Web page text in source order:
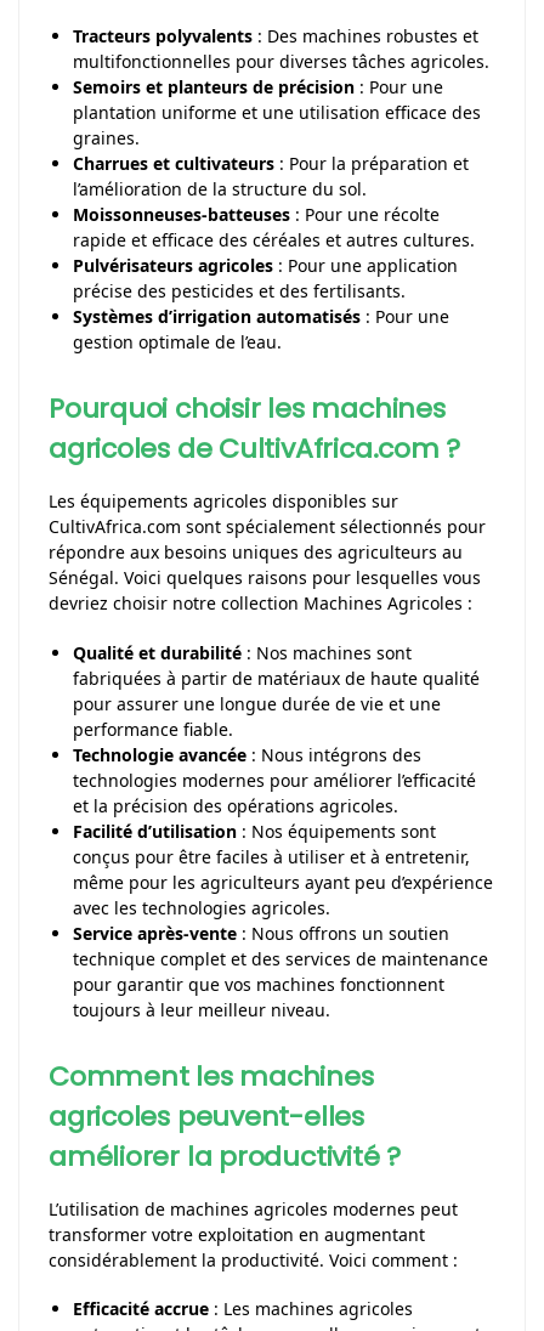
Tracteurs polyvalents : Des machines robustes et
multifonctionnelles pour diverses tâches agricoles.
Semoirs et planteurs de précision : Pour une
plantation uniforme et une utilisation efficace des
graines.
Charrues et cultivateurs : Pour la préparation et
l’amélioration de la structure du sol.
Moissonneuses-batteuses : Pour une récolte
rapide et efficace des céréales et autres cultures.
Pulvérisateurs agricoles : Pour une application
précise des pesticides et des fertilisants.
Systèmes d’irrigation automatisés : Pour une
gestion optimale de l’eau.
Pourquoi choisir les machines
agricoles de CultivAfrica.com ?
Les équipements agricoles disponibles sur
CultivAfrica.com sont spécialement sélectionnés pour
répondre aux besoins uniques des agriculteurs au
Sénégal. Voici quelques raisons pour lesquelles vous
devriez choisir notre collection Machines Agricoles :
Qualité et durabilité : Nos machines sont
fabriquées à partir de matériaux de haute qualité
pour assurer une longue durée de vie et une
performance fiable.
Technologie avancée : Nous intégrons des
technologies modernes pour améliorer l’efficacité
et la précision des opérations agricoles.
Facilité d’utilisation : Nos équipements sont
conçus pour être faciles à utiliser et à entretenir,
même pour les agriculteurs ayant peu d’expérience
avec les technologies agricoles.
Service après-vente : Nous offrons un soutien
technique complet et des services de maintenance
pour garantir que vos machines fonctionnent
toujours à leur meilleur niveau.
Comment les machines
agricoles peuvent-elles
améliorer la productivité ?
L’utilisation de machines agricoles modernes peut
transformer votre exploitation en augmentant
considérablement la productivité. Voici comment :
Efficacité accrue : Les machines agricoles